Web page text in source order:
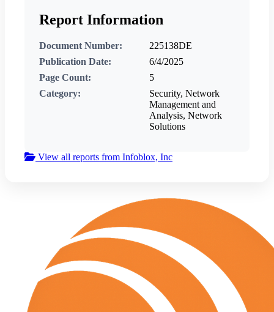
Report Information
Document Number:
225138DE
Publication Date:
6/4/2025
Page Count:
5
Category:
Security, Network
Management and
Analysis, Network
Solutions
View all reports from Infoblox, Inc